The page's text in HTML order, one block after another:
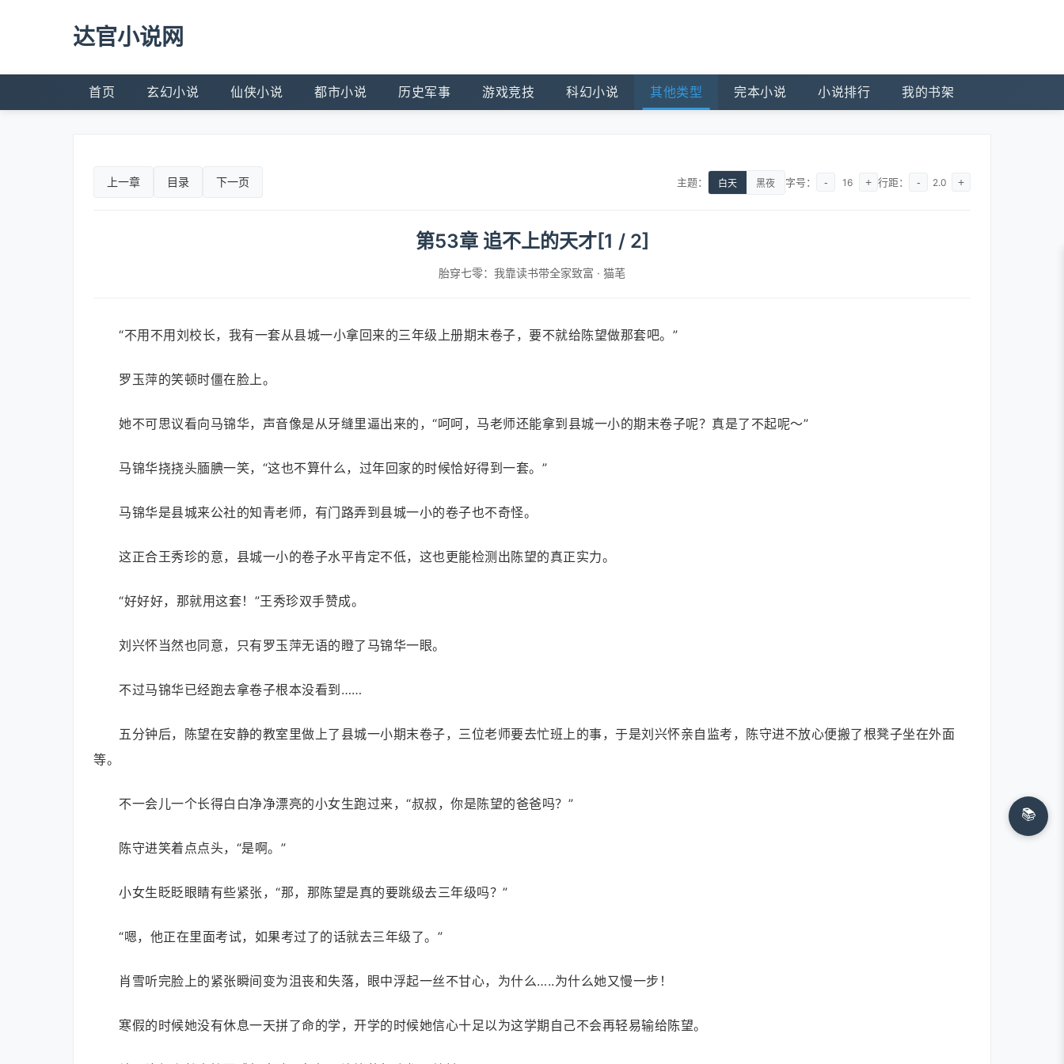
达官小说网
首页 玄幻小说 仙侠小说 都市小说 历史军事 游戏竞技 科幻小说 其他类型 完本小说 小说排行 我的书架
上一章 目录 下一页 主题： 白天 黑夜 字号： - 16 + 行距： - 2.0 +
第53章 追不上的天才[1 / 2]
胎穿七零：我靠读书带全家致富 · 猫芼
“不用不用刘校长，我有一套从县城一小拿回来的三年级上册期末卷子，要不就给陈望做那套吧。”
罗玉萍的笑顿时僵在脸上。
她不可思议看向马锦华，声音像是从牙缝里逼出来的，“呵呵，马老师还能拿到县城一小的期末卷子呢？真是了不起呢～”
马锦华挠挠头腼腆一笑，“这也不算什么，过年回家的时候恰好得到一套。”
马锦华是县城来公社的知青老师，有门路弄到县城一小的卷子也不奇怪。
这正合王秀珍的意，县城一小的卷子水平肯定不低，这也更能检测出陈望的真正实力。
“好好好，那就用这套！”王秀珍双手赞成。
刘兴怀当然也同意，只有罗玉萍无语的瞪了马锦华一眼。
不过马锦华已经跑去拿卷子根本没看到……
五分钟后，陈望在安静的教室里做上了县城一小期末卷子，三位老师要去忙班上的事，于是刘兴怀亲自监考，陈守进不放心便搬了根凳子坐在外面
等。
不一会儿一个长得白白净净漂亮的小女生跑过来，“叔叔，你是陈望的爸爸吗？”
陈守进笑着点点头，“是啊。”
小女生眨眨眼睛有些紧张，“那，那陈望是真的要跳级去三年级吗？”
“嗯，他正在里面考试，如果考过了的话就去三年级了。”
肖雪听完脸上的紧张瞬间变为沮丧和失落，眼中浮起一丝不甘心，为什么…..为什么她又慢一步！
寒假的时候她没有休息一天拼了命的学，开学的时候她信心十足以为这学期自己不会再轻易输给陈望。
📚